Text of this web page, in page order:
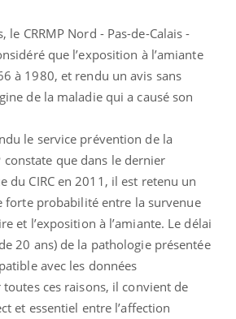
le CRRMP Nord - Pas-de-Calais -
que l’exposition à l’amiante
à 1980, et rendu un avis sans
de la maladie qui a causé son
le service prévention de la
constate que dans le dernier
du CIRC en 2011, il est retenu un
forte probabilité entre la survenue
et l’exposition à l’amiante. Le délai
20 ans) de la pathologie présentée
avec les données
ces raisons, il convient de
et essentiel entre l’affection